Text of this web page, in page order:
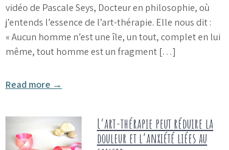
vidéo de Pascale Seys, Docteur en philosophie, où
j’entends l’essence de l’art-thérapie. Elle nous dit :
« Aucun homme n’est une île, un tout, complet en lui
même, tout homme est un fragment […]
Read more →
L’art-thérapie peut réduire la
douleur et l’anxiété liées au